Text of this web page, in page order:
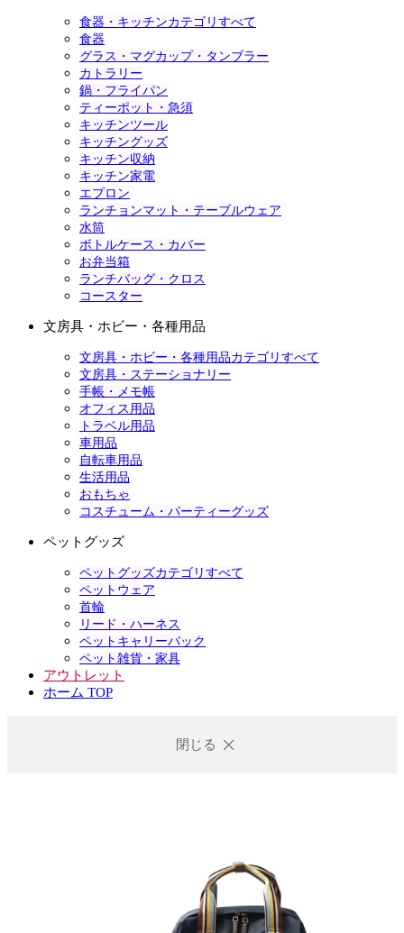
食器・キッチンカテゴリすべて
食器
グラス・マグカップ・タンブラー
カトラリー
鍋・フライパン
ティーポット・急須
キッチンツール
キッチングッズ
キッチン収納
キッチン家電
エプロン
ランチョンマット・テーブルウェア
水筒
ボトルケース・カバー
お弁当箱
ランチバッグ・クロス
コースター
文房具・ホビー・各種用品
文房具・ホビー・各種用品カテゴリすべて
文房具・ステーショナリー
手帳・メモ帳
オフィス用品
トラベル用品
車用品
自転車用品
生活用品
おもちゃ
コスチューム・パーティーグッズ
ペットグッズ
ペットグッズカテゴリすべて
ペットウェア
首輪
リード・ハーネス
ペットキャリーバック
ペット雑貨・家具
アウトレット
ホーム TOP
閉じる